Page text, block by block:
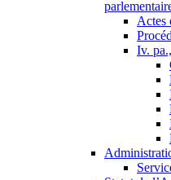
Actes
Iv.